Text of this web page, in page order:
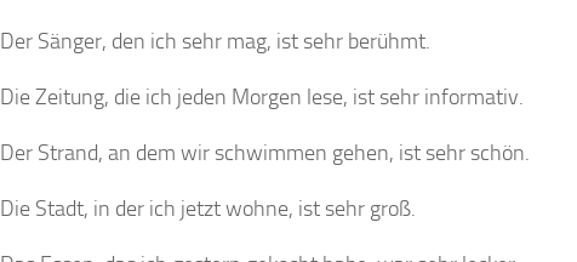
Der Sänger, den ich sehr mag, ist sehr berühmt.
Die Zeitung, die ich jeden Morgen lese, ist sehr informativ.
Der Strand, an dem wir schwimmen gehen, ist sehr schön.
Die Stadt, in der ich jetzt wohne, ist sehr groß.